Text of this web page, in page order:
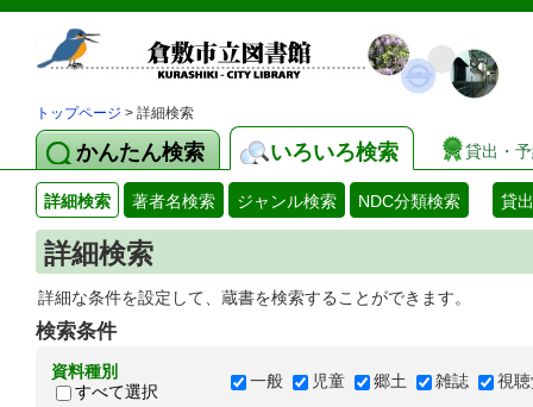
トップページ > 詳細検索
かんたん検索 いろいろ検索 貸出・
詳細検索 著者名検索 ジャンル検索 NDC分類検索 貸
詳細検索
詳細な条件を設定して、蔵書を検索することができます。
検索条件
資料種別
すべて選択
一般 児童 郷土 雑誌 視